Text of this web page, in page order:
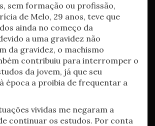
sem formação ou profissão,
de Melo, 29 anos, teve que
ainda no começo da
a uma gravidez não
da gravidez, o machismo
contribuiu para interromper o
da jovem, já que seu
época a proibia de frequentar a
vividas me negaram a
continuar os estudos. Por conta